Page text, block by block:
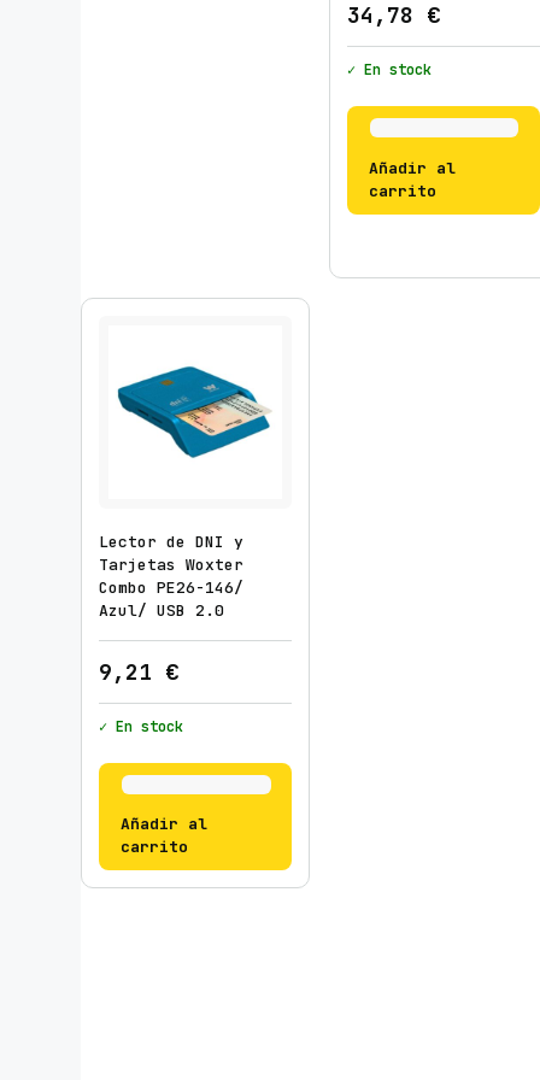
34,78 €
✓ En stock
Añadir al
carrito
Lector de DNI y
Tarjetas Woxter
Combo PE26-146/
Azul/ USB 2.0
9,21 €
✓ En stock
Añadir al
carrito